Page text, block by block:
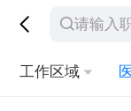
工作区域